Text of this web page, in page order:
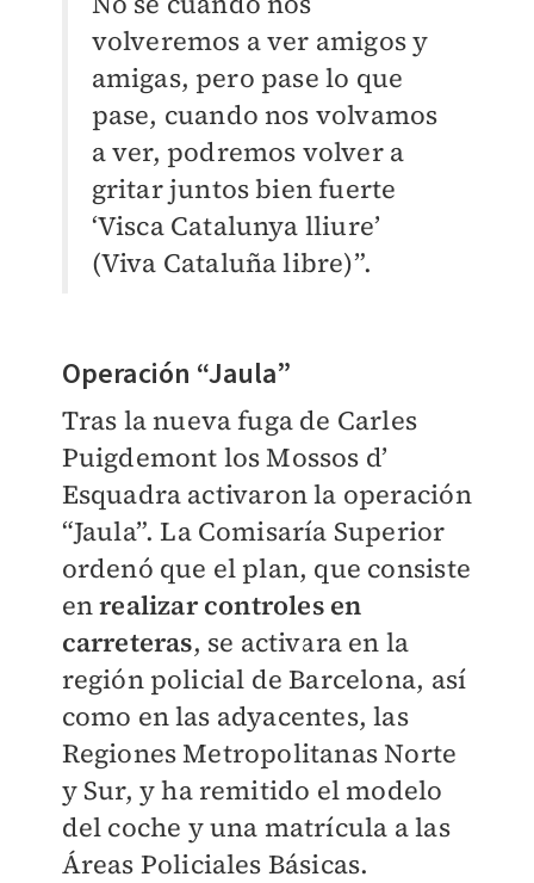
volveremos a ver amigos y
amigas, pero pase lo que
pase, cuando nos volvamos
a ver, podremos volver a
gritar juntos bien fuerte
‘Visca Catalunya lliure’
(Viva Cataluña libre)”.
Operación “Jaula”
Tras la nueva fuga de Carles
Puigdemont los Mossos d’
Esquadra activaron la operación
“Jaula”. La Comisaría Superior
ordenó que el plan, que consiste
enrealizar controles en
carreteras, se activara en la
región policial de Barcelona, así
como en las adyacentes, las
Regiones Metropolitanas Norte
y Sur, y ha remitido el modelo
del coche y una matrícula a las
Áreas Policiales Básicas.